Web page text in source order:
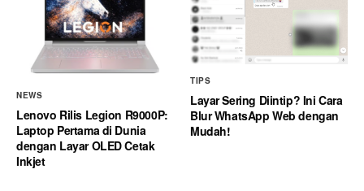
NEWS
Lenovo Rilis Legion R9000P:
Laptop Pertama di Dunia
dengan Layar OLED Cetak
Inkjet
TIPS
Layar Sering Diintip? Ini Cara
Blur WhatsApp Web dengan
Mudah!